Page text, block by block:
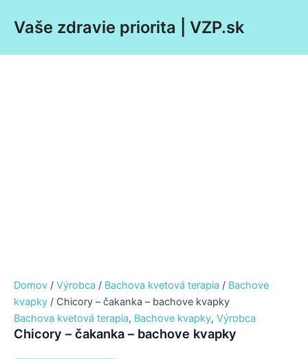
Vaše zdravie priorita | VZP.sk
Domov / Výrobca / Bachova kvetová terapia / Bachove
kvapky / Chicory – čakanka – bachove kvapky
Bachova kvetová terapia, Bachove kvapky, Výrobca
Chicory – čakanka – bachove kvapky